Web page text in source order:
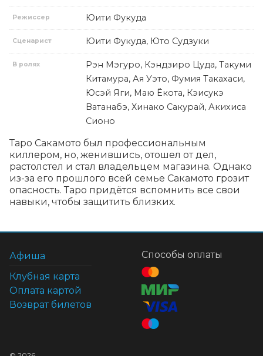
Режиссер Юити Фукуда
Сценарист Юити Фукуда, Юто Судзуки
В ролях
Рэн Мэгуро, Кэндзиро Цуда, Такуми
Китамура, Ая Уэто, Фумия Такахаси,
Юсэй Яги, Маю Ёкота, Кэисукэ
Ватанабэ, Хинако Сакурай, Акихиса
Сионо
Таро Сакамото был профессиональным
киллером, но, женившись, отошел от дел,
растолстел и стал владельцем магазина. Однако
из-за его прошлого всей семье Сакамото грозит
опасность. Таро придётся вспомнить все свои
навыки, чтобы защитить близких.
Афиша
Клубная карта
Оплата картой
Возврат билетов
Способы оплаты